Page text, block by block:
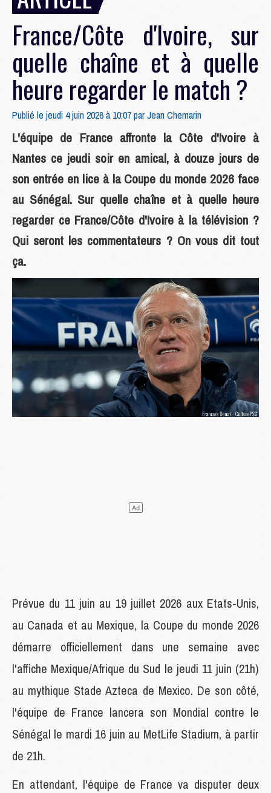
France/Côte d'Ivoire, sur
quelle chaîne et à quelle
heure regarder le match ?
Publié le jeudi 4 juin 2026 à 10:07 parJean Chemarin
L'équipe de France affronte la Côte d'Ivoire à
Nantes ce jeudi soir en amical, à douze jours de
son entrée en lice à la Coupe du monde 2026 face
au Sénégal. Sur quelle chaîne et à quelle heure
regarder ce France/Côte d'Ivoire à la télévision ?
Qui seront les commentateurs ? On vous dit tout
ça.
Prévue du 11 juin au 19 juillet 2026 aux Etats-Unis,
au Canada et au Mexique, la Coupe du monde 2026
démarre officiellement dans une semaine avec
l'affiche Mexique/Afrique du Sud le jeudi 11 juin (21h)
au mythique Stade Azteca de Mexico. De son côté,
l'équipe de France lancera son Mondial contre le
Sénégal le mardi 16 juin au MetLife Stadium, à partir
de 21h.
En attendant, l'équipe de France va disputer deux